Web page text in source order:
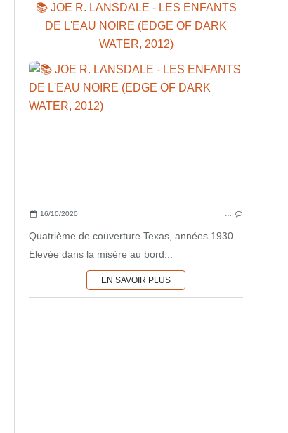
📚 JOE R. LANSDALE - LES ENFANTS
DE L'EAU NOIRE (EDGE OF DARK
WATER, 2012)
16/10/2020
Quatrième de couverture Texas, années 1930.
Élevée dans la misère au bord...
EN SAVOIR PLUS